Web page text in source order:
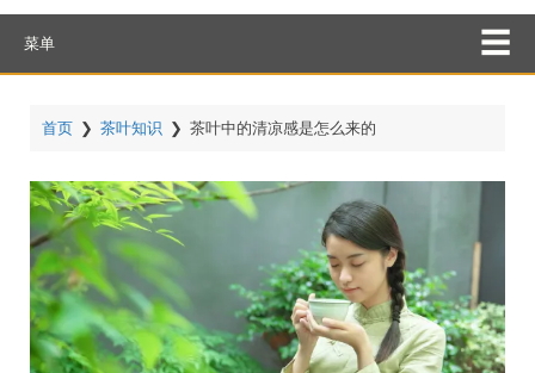
菜单
首页 ❯ 茶叶知识 ❯ 茶叶中的清凉感是怎么来的